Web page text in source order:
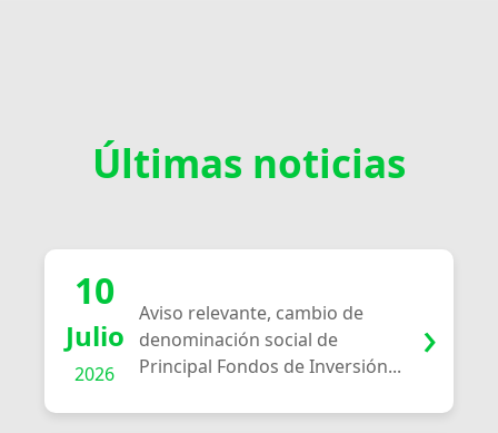
Últimas noticias
10
Julio
2026
Aviso relevante, cambio de
denominación social de
Principal Fondos de Inversión...